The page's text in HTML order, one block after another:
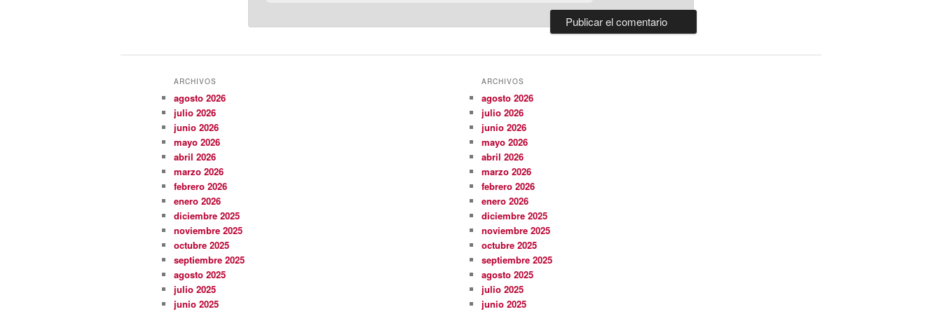
ARCHIVOS
agosto 2026
julio 2026
junio 2026
mayo 2026
abril 2026
marzo 2026
febrero 2026
enero 2026
diciembre 2025
noviembre 2025
octubre 2025
septiembre 2025
agosto 2025
julio 2025
junio 2025
ARCHIVOS
agosto 2026
julio 2026
junio 2026
mayo 2026
abril 2026
marzo 2026
febrero 2026
enero 2026
diciembre 2025
noviembre 2025
octubre 2025
septiembre 2025
agosto 2025
julio 2025
junio 2025